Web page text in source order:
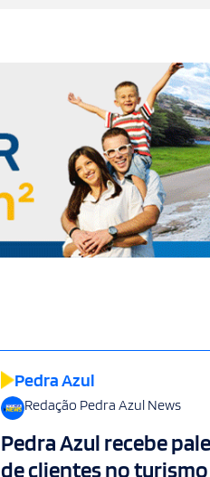
Pedra Azul
Redação Pedra Azul News
Pedra Azul recebe
de clientes no turismo